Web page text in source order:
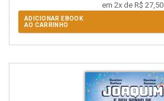
em 2x de R$ 27,50
ADICIONAR EBOOK
AO CARRINHO